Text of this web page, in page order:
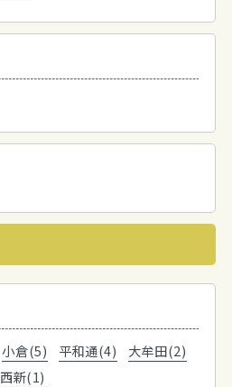
小倉(5) 平和通(4)
大牟田(2)
西新(1)